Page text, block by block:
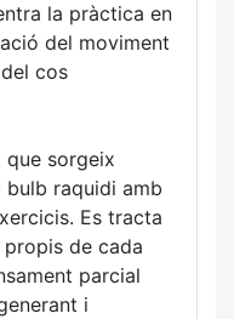
la pràctica en
del moviment
cos
que sorgeix
bulb raquidi amb
Es tracta
de cada
parcial
i